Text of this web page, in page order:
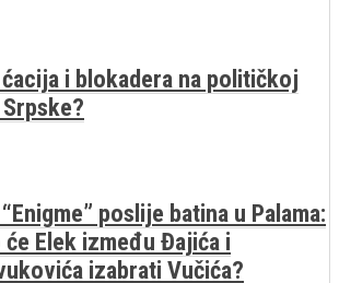
i blokadera na političkoj
poslije batina u Palama:
će Elek između Đajića i
izabrati Vučića?